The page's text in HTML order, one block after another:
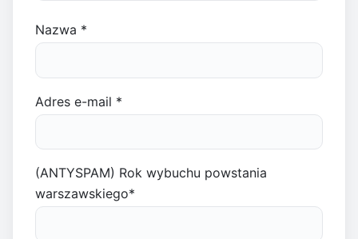
Nazwa *
Adres e-mail *
(ANTYSPAM) Rok wybuchu powstania
warszawskiego*